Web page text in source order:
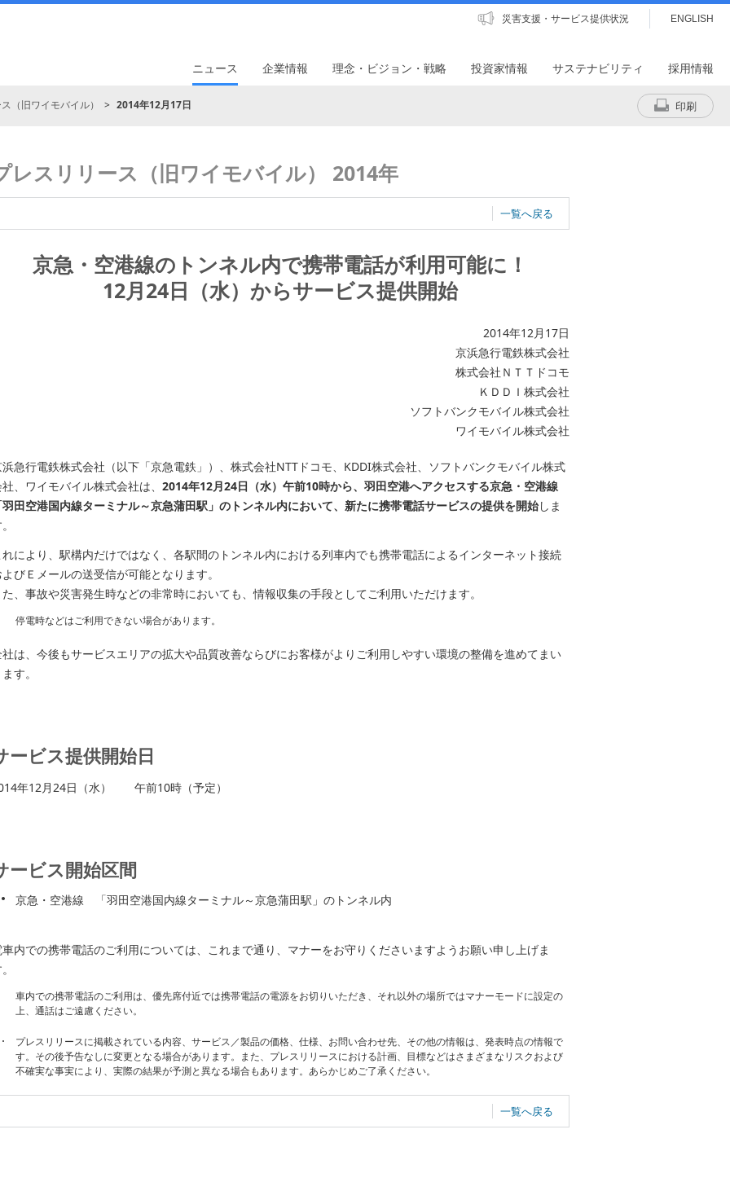
災害支援・サービス提供状況 ENGLISH
ニュース 企業情報 理念・ビジョン・戦略 投資家情報 サステナビリティ 採用情報
（旧ワイモバイル） 2014年12月17日 印刷
レスリリース（旧ワイモバイル） 2014年
一覧へ戻る
京急・空港線のトンネル内で携帯電話が利用可能に！
12月24日（水）からサービス提供開始
2014年12月17日
京浜急行電鉄株式会社
株式会社ＮＴＴドコモ
ＫＤＤＩ株式会社
ソフトバンクモバイル株式会社
ワイモバイル株式会社
急行電鉄株式会社（以下「京急電鉄」）、株式会社NTTドコモ、KDDI株式会社、ソフトバンクモバイル株式
、ワイモバイル株式会社は、 2014年12月24日（水）午前10時から、羽田空港へアクセスする京急・空港線
田空港国内線ターミナル～京急蒲田駅」のトンネル内において、新たに携帯電話サービスの提供を開始しま
により、駅構内だけではなく、各駅間のトンネル内における列車内でも携帯電話によるインターネット接続
びＥメールの送受信が可能となります。
、事故や災害発生時などの非常時においても、情報収集の手段としてご利用いただけます。
停電時などはご利用できない場合があります。
は、今後もサービスエリアの拡大や品質改善ならびにお客様がよりご利用しやすい環境の整備を進めてまい
す。
ービス提供開始日
年12月24日（水） 午前10時（予定）
ービス開始区間
京急・空港線 「羽田空港国内線ターミナル～京急蒲田駅」のトンネル内
内での携帯電話のご利用については、これまで通り、マナーをお守りくださいますようお願い申し上げま
車内での携帯電話のご利用は、優先席付近では携帯電話の電源をお切りいただき、それ以外の場所ではマナーモードに設定の
上、通話はご遠慮ください。
プレスリリースに掲載されている内容、サービス／製品の価格、仕様、お問い合わせ先、その他の情報は、発表時点の情報で
す。その後予告なしに変更となる場合があります。また、プレスリリースにおける計画、目標などはさまざまなリスクおよび
不確実な事実により、実際の結果が予測と異なる場合もあります。あらかじめご了承ください。
一覧へ戻る